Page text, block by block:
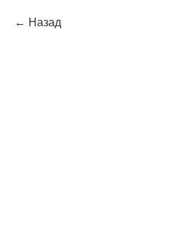
Назад